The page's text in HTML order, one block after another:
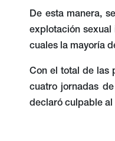
De esta manera,
explotación sexual
cuales la mayoría
Con el total de las
cuatro jornadas
declaró culpable al